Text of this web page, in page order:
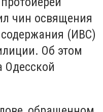
чин освящения
(ИВС)
Об этом
Одесской